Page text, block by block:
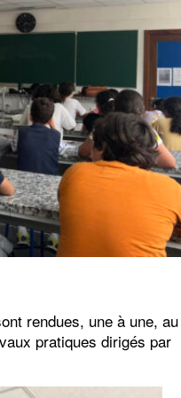
rendues, une à une, au
pratiques dirigés par